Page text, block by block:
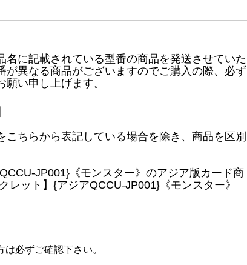
に記載されている型番の商品を発送させていた
異なる商品がございますのでご購入の際、必ず
い申し上げます。
ちらから表記している場合を除き、商品を区別
JP001}《モンスター》のアジア版カード商
ット】{アジアQCCU-JP001}《モンスター》
必ずご確認下さい。